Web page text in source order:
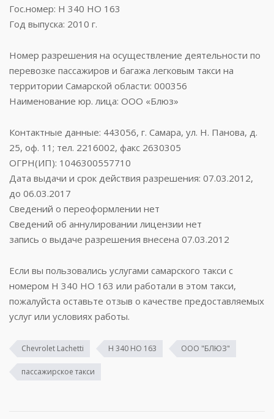
Гос.номер: Н 340 НО 163
Год выпуска: 2010 г.
Номер разрешения на осуществление деятельности по
перевозке пассажиров и багажа легковым такси на
территории Самарской области: 000356
Наименование юр. лица: ООО «Блюз»
Контактные данные: 443056, г. Самара, ул. Н. Панова, д.
25, оф. 11; тел. 2216002, факс 2630305
ОГРН(ИП): 1046300557710
Дата выдачи и срок действия разрешения: 07.03.2012,
до 06.03.2017
Сведений о переоформлении нет
Сведений об аннулировании лицензии нет
запись о выдаче разрешения внесена 07.03.2012
Если вы пользовались услугами самарского такси с
номером Н 340 НО 163 или работали в этом такси,
пожалуйста оставьте отзыв о качестве предоставляемых
услуг или условиях работы.
Chevrolet Lachetti Н 340 НО 163 ООО "БЛЮЗ"
пассажирское такси